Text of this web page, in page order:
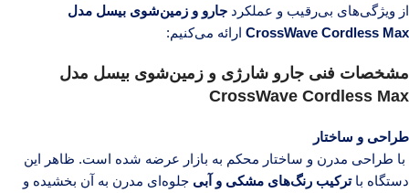
از ویژگی‌های بی‌رقیب و عملکرد جارو و زمین‌شوی بیسل مدل
CrossWave Cordless Max ارائه می‌کنیم:
مشخصات فنی جارو شارژی و زمین‌شوی بیسل مدل
CrossWave Cordless Max
طراحی و ساختار
با طراحی مدرن و ساختار محکم به بازار عرضه شده است. ظاهر این
دستگاه باترکیب رنگ‌های مشکی و آبی جلوه‌ای مدرن به آن بخشیده و